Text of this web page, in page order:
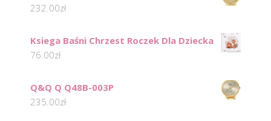
232.00zł
Ksiega Baśni Chrzest Roczek Dla Dziecka
76.00zł
Q&Q Q Q48B-003P
235.00zł